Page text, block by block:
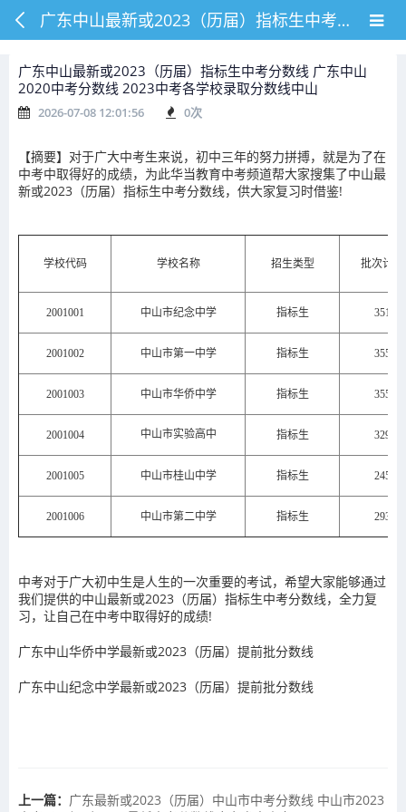
广东中山最新或2023（历届）指标生中考分数线 广东中山2020中考分数线 2023中考各学校录取分数线中山
广东中山最新或2023（历届）指标生中考分数线 广东中山
2020中考分数线 2023中考各学校录取分数线中山
2026-07-08 12:01:56 0次
【摘要】对于广大中考生来说，初中三年的努力拼搏，就是为了在
中考中取得好的成绩，为此华当教育中考频道帮大家搜集了中山最
新或2023（历届）指标生中考分数线，供大家复习时借鉴!
学校代码 学校名称 招生类型 批次计划
2001001 中山市纪念中学 指标生 351
2001002 中山市第一中学 指标生 355
2001003 中山市华侨中学 指标生 355
2001004 中山市实验高中 指标生 329
2001005 中山市桂山中学 指标生 245
2001006 中山市第二中学 指标生 293
中考对于广大初中生是人生的一次重要的考试，希望大家能够通过
我们提供的中山最新或2023（历届）指标生中考分数线，全力复
习，让自己在中考中取得好的成绩!
广东中山华侨中学最新或2023（历届）提前批分数线
广东中山纪念中学最新或2023（历届）提前批分数线
上一篇： 广东最新或2023（历届）中山市中考分数线 中山市2023